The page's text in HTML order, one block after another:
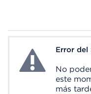
System ErrorError del
No
este
más